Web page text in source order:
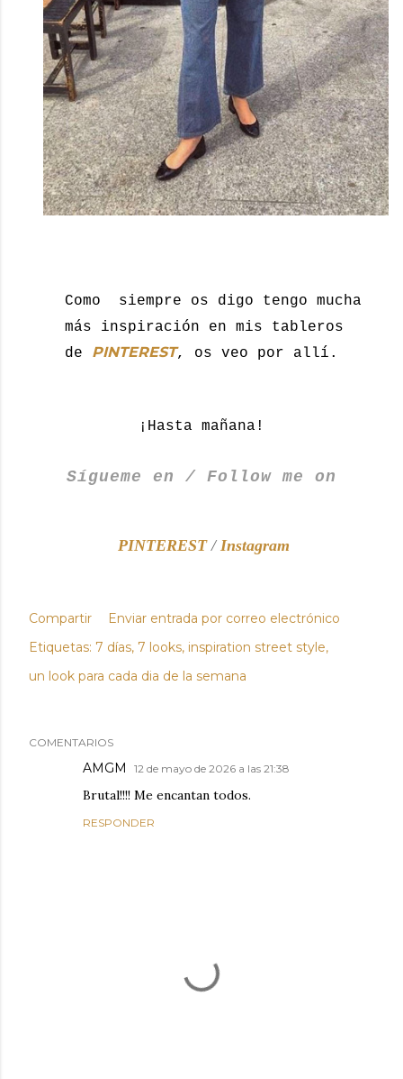
Como
siempre os digo tengo mucha
más inspiración en mis tableros
de PINTEREST, os veo por allí.
¡Hasta mañana!
Sígueme en / Follow me on
PINTEREST/ Instagram
Compartir
Enviar entrada por correo electrónico
Etiquetas: 7 días 7 looks inspiration street style
un look para cada dia de la semana
COMENTARIOS
AMGM 12 de mayo de 2026 a las 21:38
Brutal!!!! Me encantan todos.
RESPONDER